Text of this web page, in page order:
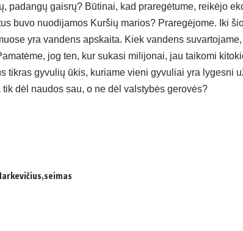
pa­dan­gų gais­rų? Bū­ti­nai, kad pra­re­gė­tu­me, rei­kė­jo
bu­vo nuo­di­ja­mos Kur­šių ma­rios? Pra­re­gė­jo­me. Iki
yra van­dens ap­skai­ta. Kiek van­dens
jog ten, kur su­ka­si mi­li­jo­nai, jau tai­ko­mi
tik­ras gy­vu­lių ūkis, ku­ria­me vie­ni gy­vu­liai yra ly­ges­ni
dėl nau­dos sau, o ne dėl vals­ty­bės ge­ro­vės?
seimas